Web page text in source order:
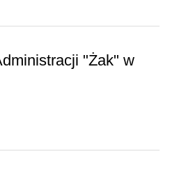
"Żak" w